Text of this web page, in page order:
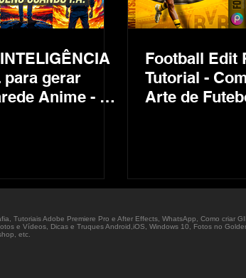
para gerar
Anime - AI
Football Edit
Tutorial -
Arte de
Tutoriais Adobe Premiere Pro e After Effects, WhatsApp, Como criar
e Vídeos, Dicas e Truques Android,iOS, Windows 10, Fotos no
etc.